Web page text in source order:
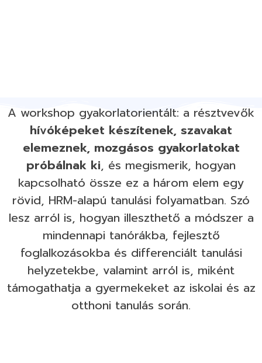
A workshop gyakorlatorientált: a résztvevők
hívóképeket készítenek, szavakat
elemeznek, mozgásos gyakorlatokat
próbálnak ki, és megismerik, hogyan
kapcsolható össze ez a három elem egy
rövid, HRM-alapú tanulási folyamatban. Szó
lesz arról is, hogyan illeszthető a módszer a
mindennapi tanórákba, fejlesztő
foglalkozásokba és differenciált tanulási
helyzetekbe, valamint arról is, miként
támogathatja a gyermekeket az iskolai és az
otthoni tanulás során.